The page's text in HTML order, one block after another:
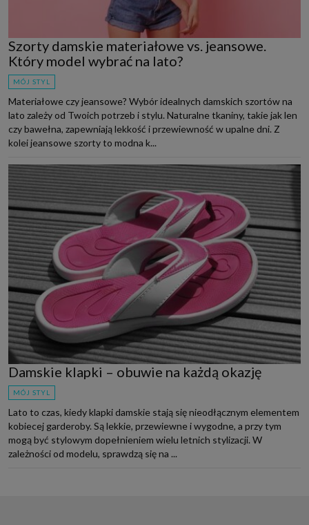
Szorty damskie materiałowe vs. jeansowe.
Który model wybrać na lato?
MÓJ STYL
Materiałowe czy jeansowe? Wybór idealnych damskich szortów na
lato zależy od Twoich potrzeb i stylu. Naturalne tkaniny, takie jak len
czy bawełna, zapewniają lekkość i przewiewność w upalne dni. Z
kolei jeansowe szorty to modna k...
Damskie klapki – obuwie na każdą okazję
MÓJ STYL
Lato to czas, kiedy klapki damskie stają się nieodłącznym elementem
kobiecej garderoby. Są lekkie, przewiewne i wygodne, a przy tym
mogą być stylowym dopełnieniem wielu letnich stylizacji. W
zależności od modelu, sprawdzą się na ...